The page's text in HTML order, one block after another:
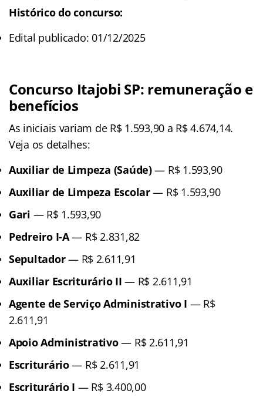
Histórico do concurso:
Edital publicado: 01/12/2025
Concurso Itajobi SP: remuneração e
benefícios
As iniciais variam de R$ 1.593,90 a R$ 4.674,14.
Veja os detalhes:
Auxiliar de Limpeza (Saúde)— R$ 1.593,90
Auxiliar de Limpeza Escolar— R$ 1.593,90
Gari — R$ 1.593,90
Pedreiro I-A— R$ 2.831,82
Sepultador— R$ 2.611,91
Auxiliar Escriturário II — R$ 2.611,91
Agente de Serviço Administrativo I — R$
2.611,91
Apoio Administrativo— R$ 2.611,91
Escriturário— R$ 2.611,91
Escriturário I — R$ 3.400,00